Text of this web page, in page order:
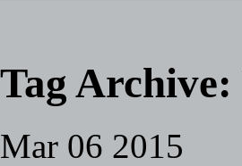
Tag Archive:
Mar 06 2015